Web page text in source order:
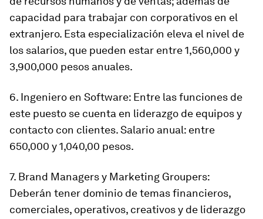
capacidad para trabajar con corporativos en el
extranjero. Esta especialización eleva el nivel de
los salarios, que pueden estar entre 1,560,000 y
3,900,000 pesos anuales.
6. Ingeniero en Software: Entre las funciones de
este puesto se cuenta en liderazgo de equipos y
contacto con clientes. Salario anual: entre
650,000 y 1,040,00 pesos.
7. Brand Managers y Marketing Groupers:
Deberán tener dominio de temas financieros,
comerciales, operativos, creativos y de liderazgo